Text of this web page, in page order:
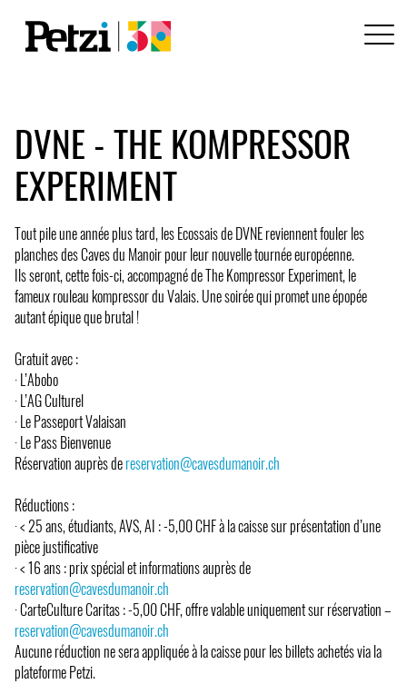
DVNE - THE KOMPRESSOR
EXPERIMENT
Tout pile une année plus tard, les Ecossais de DVNE reviennent fouler les
planches des Caves du Manoir pour leur nouvelle tournée européenne.
Ils seront, cette fois-ci, accompagné de The Kompressor Experiment, le
fameux rouleau kompressor du Valais. Une soirée qui promet une épopée
autant épique que brutal !
Gratuit avec :
· L’Abobo
· L’AG Culturel
· Le Passeport Valaisan
· Le Pass Bienvenue
Réservation auprès dereservation@cavesdumanoir.ch
Réductions :
· < 25 ans, étudiants, AVS, AI : -5,00 CHF à la caisse sur présentation d’une
pièce justificative
· < 16 ans : prix spécial et informations auprès de
reservation@cavesdumanoir.ch
· CarteCulture Caritas : -5,00 CHF, offre valable uniquement sur réservation –
reservation@cavesdumanoir.ch
Aucune réduction ne sera appliquée à la caisse pour les billets achetés via la
plateforme Petzi.